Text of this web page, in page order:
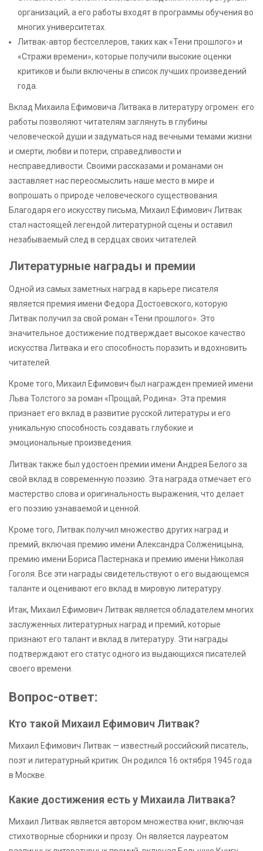
организаций, а его работы входят в программы обучения во
многих университетах.
Литвак-автор бестселлеров, таких как «Тени прошлого» и
«Стражи времени», которые получили высокие оценки
критиков и были включены в список лучших произведений
года.
Вклад Михаила Ефимовича Литвака в литературу огромен: его
работы позволяют читателям заглянуть в глубины
человеческой души и задуматься над вечными темами жизни
и смерти, любви и потери, справедливости и
несправедливости. Своими рассказами и романами он
заставляет нас переосмыслить наше место в мире и
вопрошать о природе человеческого существования.
Благодаря его искусству письма, Михаил Ефимович Литвак
стал настоящей легендой литературной сцены и оставил
незабываемый след в сердцах своих читателей.
Литературные награды и премии
Одной из самых заметных наград в карьере писателя
является премия имени Федора Достоевского, которую
Литвак получил за свой роман «Тени прошлого». Это
значительное достижение подтверждает высокое качество
искусства Литвака и его способность поразить и вдохновить
читателей.
Кроме того, Михаил Ефимович был награжден премией имени
Льва Толстого за роман «Прощай, Родина». Эта премия
признает его вклад в развитие русской литературы и его
уникальную способность создавать глубокие и
эмоциональные произведения.
Литвак также был удостоен премии имени Андрея Белого за
свой вклад в современную поэзию. Эта награда отмечает его
мастерство слова и оригинальность выражения, что делает
его поэзию узнаваемой и ценной.
Кроме того, Литвак получил множество других наград и
премий, включая премию имени Александра Солженицына,
премию имени Бориса Пастернака и премию имени Николая
Гоголя. Все эти награды свидетельствуют о его выдающемся
таланте и оценивают его вклад в мировую литературу.
Итак, Михаил Ефимович Литвак является обладателем многих
заслуженных литературных наград и премий, которые
признают его талант и вклад в литературу. Эти награды
подтверждают его статус одного из выдающихся писателей
своего времени.
Вопрос-ответ:
Кто такой Михаил Ефимович Литвак?
Михаил Ефимович Литвак — известный российский писатель,
поэт и литературный критик. Он родился 16 октября 1945 года
в Москве.
Какие достижения есть у Михаила Литвака?
Михаил Литвак является автором множества книг, включая
стихотворные сборники и прозу. Он является лауреатом